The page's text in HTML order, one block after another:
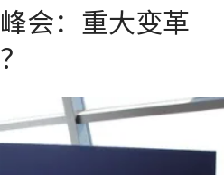
会：重大变革